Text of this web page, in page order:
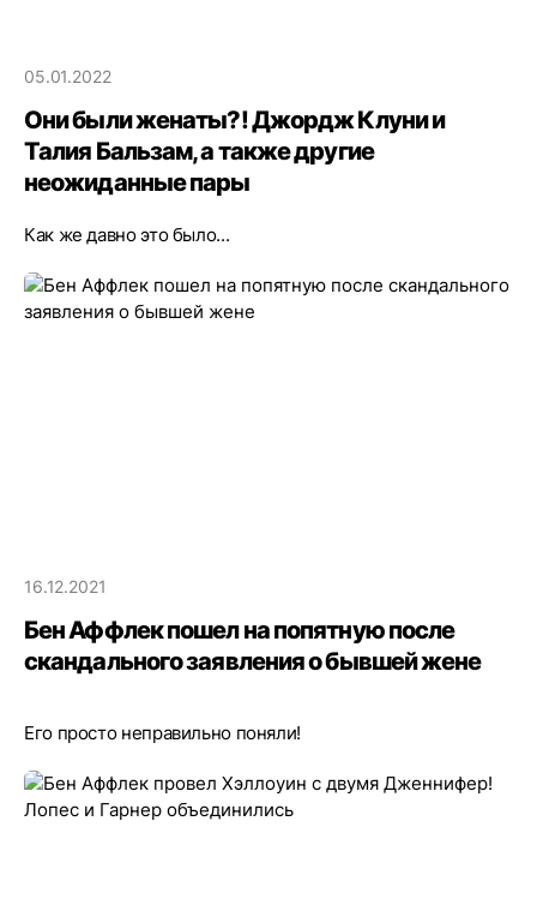
05.01.2022
Они были женаты?! Джордж Клуни и
Талия Бальзам, а также другие
неожиданные пары
Как же давно это было...
16.12.2021
Бен Аффлек пошел на попятную после
скандального заявления о бывшей жене
Его просто неправильно поняли!